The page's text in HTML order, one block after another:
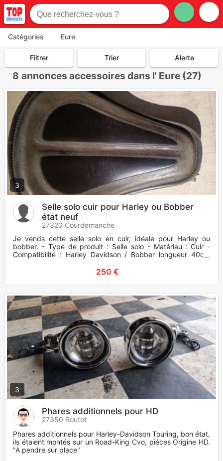
Catégories Eure
Filtrer Trier Alerte
8 annonces accessoires dans l' Eure (27)
3
Selle solo cuir pour Harley ou Bobber
état neuf
27320 Courdemanche
Je vends cette selle solo en cuir, idéale pour Harley ou
bobber. - Type de produit : Selle solo - Matériau : Cuir -
Compatibilité : Harley Davidson / Bobber longueur 40cm
largeur 3
250 €
3
Phares additionnels pour HD
27350 Routot
Phares additionnels pour Harley-Davidson Touring, bon état,
ils étaient montés sur un Road-King Cvo, piéces Origine HD.
"A pendre sur place"